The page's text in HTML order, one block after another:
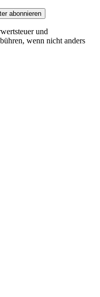
abonnieren
und
wenn nicht anders